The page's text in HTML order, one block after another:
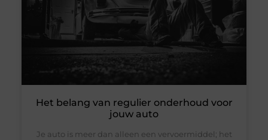
Het belang van regulier onderhoud voor
jouw auto
Je auto is meer dan alleen een vervoermiddel; het